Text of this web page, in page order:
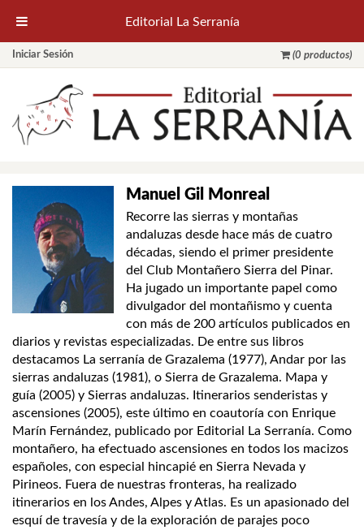
Iniciar Sesión (0 productos)
Manuel Gil Monreal
Recorre las sierras y montañas
andaluzas desde hace más de cuatro
décadas, siendo el primer presidente
del Club Montañero Sierra del Pinar.
Ha jugado un importante papel como
divulgador del montañismo y cuenta
con más de 200 artículos publicados en
diarios y revistas especializadas. De entre sus libros
destacamos La serranía de Grazalema (1977), Andar por las
sierras andaluzas (1981), o Sierra de Grazalema. Mapa y
guía (2005) y Sierras andaluzas. Itinerarios senderistas y
ascensiones (2005), este último en coautoría con Enrique
Marín Fernández, publicado por Editorial La Serranía. Como
montañero, ha efectuado ascensiones en todos los macizos
españoles, con especial hincapié en Sierra Nevada y
Pirineos. Fuera de nuestras fronteras, ha realizado
itinerarios en los Andes, Alpes y Atlas. Es un apasionado del
esquí de travesía y de la exploración de parajes poco
Editorial La Serranía